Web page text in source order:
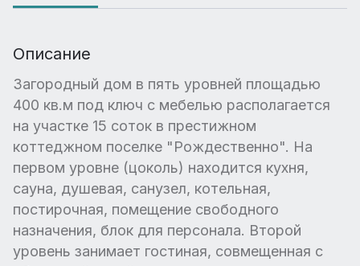
Описание
Загородный дом в пять уровней площадью
400 кв.м под ключ с мебелью располагается
на участке 15 соток в престижном
коттеджном поселке "Рождественно". На
первом уровне (цоколь) находится кухня,
сауна, душевая, санузел, котельная,
постирочная, помещение свободного
назначения, блок для персонала. Второй
уровень занимает гостиная, совмещенная с